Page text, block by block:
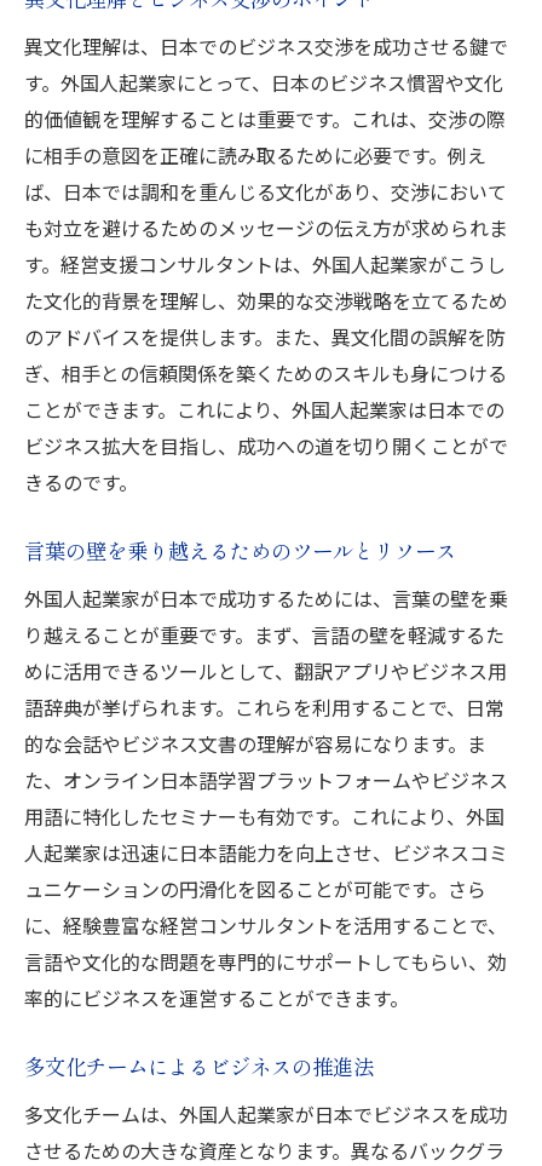
異文化理解は、日本でのビジネス交渉を成功させる鍵で
す。外国人起業家にとって、日本のビジネス慣習や文化
的価値観を理解することは重要です。これは、交渉の際
に相手の意図を正確に読み取るために必要です。例え
ば、日本では調和を重んじる文化があり、交渉において
も対立を避けるためのメッセージの伝え方が求められま
す。経営支援コンサルタントは、外国人起業家がこうし
た文化的背景を理解し、効果的な交渉戦略を立てるため
のアドバイスを提供します。また、異文化間の誤解を防
ぎ、相手との信頼関係を築くためのスキルも身につける
ことができます。これにより、外国人起業家は日本での
ビジネス拡大を目指し、成功への道を切り開くことがで
きるのです。
言葉の壁を乗り越えるためのツールとリソース
外国人起業家が日本で成功するためには、言葉の壁を乗
り越えることが重要です。まず、言語の壁を軽減するた
めに活用できるツールとして、翻訳アプリやビジネス用
語辞典が挙げられます。これらを利用することで、日常
的な会話やビジネス文書の理解が容易になります。ま
た、オンライン日本語学習プラットフォームやビジネス
用語に特化したセミナーも有効です。これにより、外国
人起業家は迅速に日本語能力を向上させ、ビジネスコミ
ュニケーションの円滑化を図ることが可能です。さら
に、経験豊富な経営コンサルタントを活用することで、
言語や文化的な問題を専門的にサポートしてもらい、効
率的にビジネスを運営することができます。
多文化チームによるビジネスの推進法
多文化チームは、外国人起業家が日本でビジネスを成功
させるための大きな資産となります。異なるバックグラ